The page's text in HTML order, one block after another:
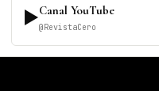
▶Canal YouTube
@RevistaCero